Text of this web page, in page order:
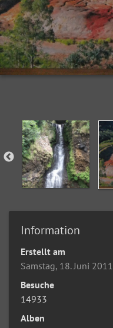
Information
Erstellt am
Samstag, 18. Juni 2011
Besuche
14933
Alben